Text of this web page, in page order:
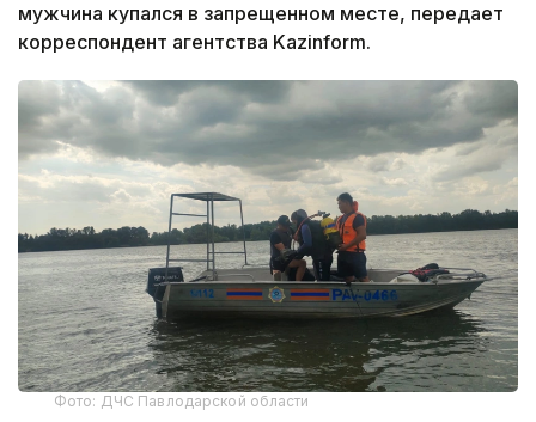
мужчина купался в запрещенном месте, передает
корреспондент агентства Kazinform.
Фото: ДЧС Павлодарской области